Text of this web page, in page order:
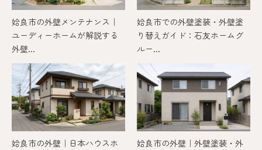
姶良市の外壁メンテナンス｜
ユーディーホームが解説する
外壁...
姶良市での外壁塗装・外壁塗
り替えガイド：石友ホームグ
ルー...
姶良市の外壁｜日本ハウスホ
姶良市の外壁｜外壁塗装・外